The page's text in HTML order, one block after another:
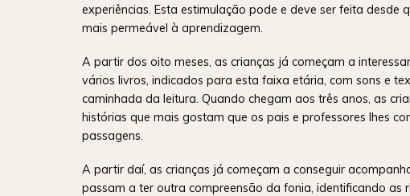
experiências. Esta estimulação pode e deve ser feita desde
mais permeável à aprendizagem.
A partir dos oito meses, as crianças já começam a
vários livros, indicados para esta faixa etária, com sons e
caminhada da leitura. Quando chegam aos três anos, as
histórias que mais gostam que os pais e professores lhes
passagens.
A partir daí, as crianças já começam a conseguir
passam a ter outra compreensão da fonia, identificando as